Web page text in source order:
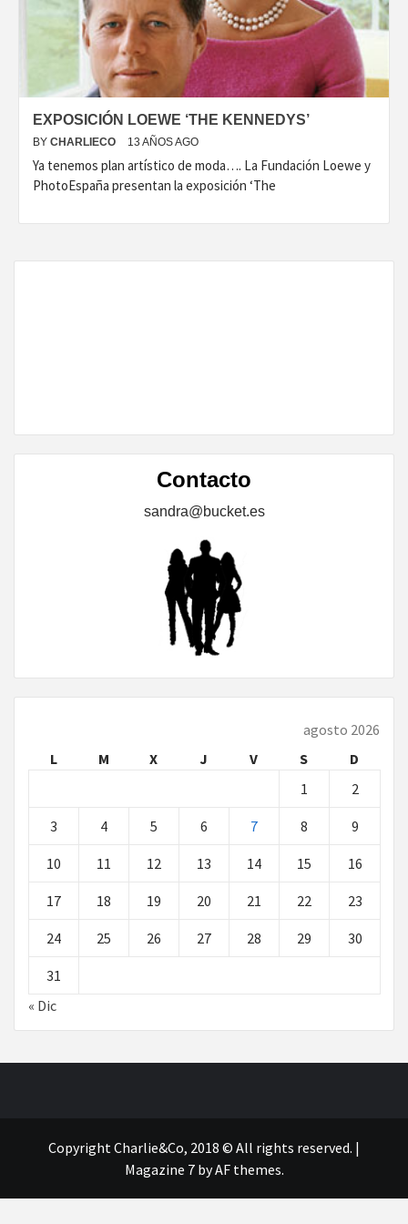
DISEÑO…
EXPOSICIÓN LOEWE ‘THE KENNEDYS’
BY CHARLIECO 13 AÑOS AGO
Ya tenemos plan artístico de moda…. La Fundación Loewe y
PhotoEspaña presentan la exposición ‘The
Contacto
sandra@bucket.es
agosto 2026
L
M X J V S
D
1
2
3 4 5 6 7 8 9
10 11 12 13 14 15 16
17 18 19 20 21 22 23
24 25 26 27 28 29 30
31
« Dic
Copyright Charlie&Co, 2018 © All rights reserved. |
Magazine 7by AF themes.